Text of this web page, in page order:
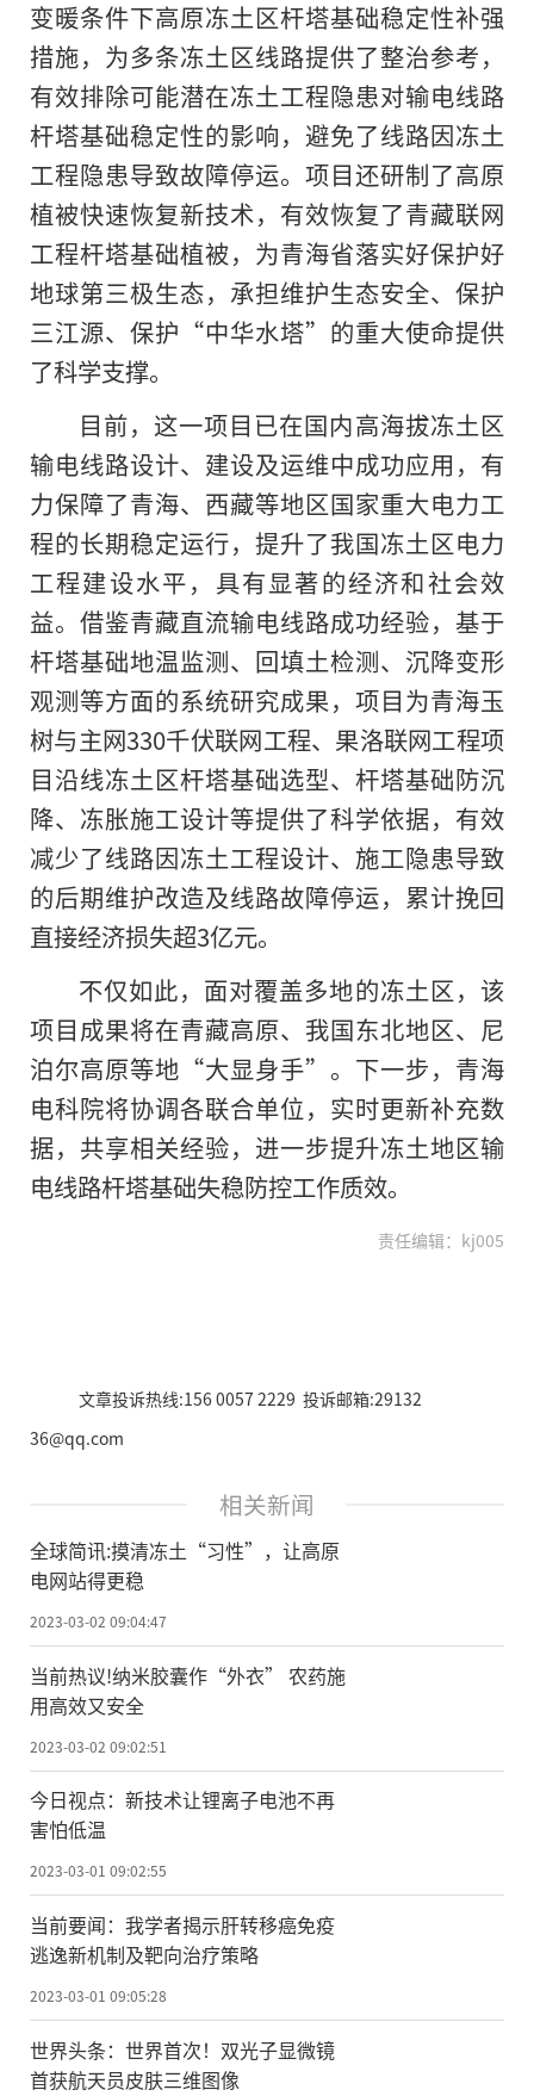
变暖条件下高原冻土区杆塔基础稳定性补强
措施，为多条冻土区线路提供了整治参考，
有效排除可能潜在冻土工程隐患对输电线路
杆塔基础稳定性的影响，避免了线路因冻土
工程隐患导致故障停运。项目还研制了高原
植被快速恢复新技术，有效恢复了青藏联网
工程杆塔基础植被，为青海省落实好保护好
地球第三极生态，承担维护生态安全、保护
三江源、保护“中华水塔”的重大使命提供
了科学支撑。
目前，这一项目已在国内高海拔冻土区
输电线路设计、建设及运维中成功应用，有
力保障了青海、西藏等地区国家重大电力工
程的长期稳定运行，提升了我国冻土区电力
工程建设水平，具有显著的经济和社会效
益。借鉴青藏直流输电线路成功经验，基于
杆塔基础地温监测、回填土检测、沉降变形
观测等方面的系统研究成果，项目为青海玉
树与主网330千伏联网工程、果洛联网工程项
目沿线冻土区杆塔基础选型、杆塔基础防沉
降、冻胀施工设计等提供了科学依据，有效
减少了线路因冻土工程设计、施工隐患导致
的后期维护改造及线路故障停运，累计挽回
直接经济损失超3亿元。
不仅如此，面对覆盖多地的冻土区，该
项目成果将在青藏高原、我国东北地区、尼
泊尔高原等地“大显身手”。下一步，青海
电科院将协调各联合单位，实时更新补充数
据，共享相关经验，进一步提升冻土地区输
电线路杆塔基础失稳防控工作质效。
责任编辑：kj005
文章投诉热线:156 0057 2229 投诉邮箱:29132
36@qq.com
相关新闻
全球简讯:摸清冻土“习性”，让高原
电网站得更稳
2023-03-02 09:04:47
当前热议!纳米胶囊作“外衣” 农药施
用高效又安全
2023-03-02 09:02:51
今日视点：新技术让锂离子电池不再
害怕低温
2023-03-01 09:02:55
当前要闻：我学者揭示肝转移癌免疫
逃逸新机制及靶向治疗策略
2023-03-01 09:05:28
世界头条：世界首次！双光子显微镜
首获航天员皮肤三维图像